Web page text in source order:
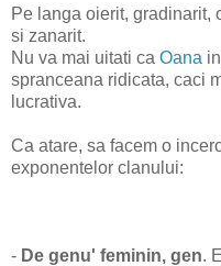
Pe langa oierit, gradinarit,
si zanarit.
Nu va mai uitati ca Oana
spranceana ridicata, caci
lucrativa.
Ca atare, sa facem o
exponentelor clanului:
- De genu' feminin, gen.